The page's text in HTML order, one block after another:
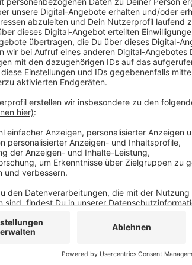
Ihr Sohn würde nach einem Sturz
eingetroffene Notarzt konnte
Verletzungen des 5-Jährigen aber
Bei der ermittelnden
getötet wurde. Daraufhin wurde
festgenommen. Heute Vormittag
Anzeige